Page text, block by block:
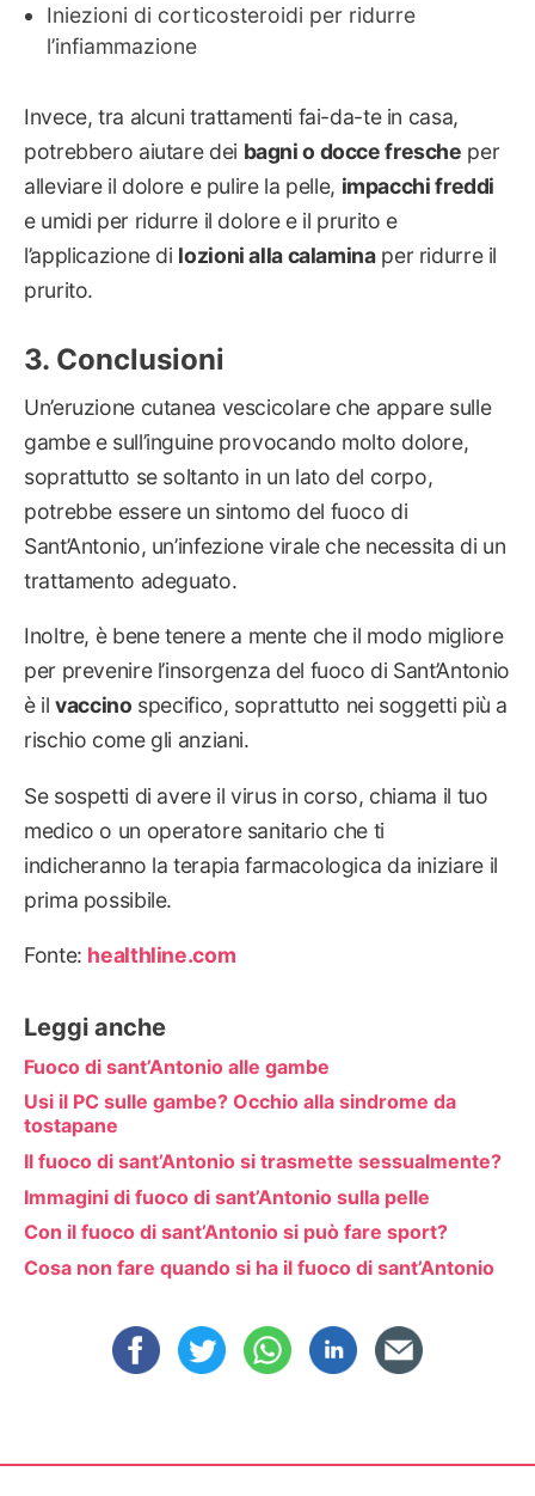
Iniezioni di corticosteroidi per ridurre
l’infiammazione
Invece, tra alcuni trattamenti fai-da-te in casa,
potrebbero aiutare dei bagni o docce fresche per
alleviare il dolore e pulire la pelle, impacchi freddi
e umidi per ridurre il dolore e il prurito e
l’applicazione di lozioni alla calaminaper ridurre il
prurito.
Conclusioni
Un’eruzione cutanea vescicolare che appare sulle
gambe e sull’inguine provocando molto dolore,
soprattutto se soltanto in un lato del corpo,
potrebbe essere un sintomo del fuoco di
Sant’Antonio, un’infezione virale che necessita di un
trattamento adeguato.
Inoltre, è bene tenere a mente che il modo migliore
per prevenire l’insorgenza del fuoco di Sant’Antonio
è ilvaccino specifico, soprattutto nei soggetti più a
rischio come gli anziani.
Se sospetti di avere il virus in corso, chiama il tuo
medico o un operatore sanitario che ti
indicheranno la terapia farmacologica da iniziare il
prima possibile.
Fonte: healthline.com
Leggi anche
Fuoco di sant’Antonio alle gambe
Usi il PC sulle gambe? Occhio alla sindrome da
tostapane
Il fuoco di sant’Antonio si trasmette sessualmente?
Immagini di fuoco di sant’Antonio sulla pelle
Con il fuoco di sant’Antonio si può fare sport?
Cosa non fare quando si ha il fuoco di sant’Antonio